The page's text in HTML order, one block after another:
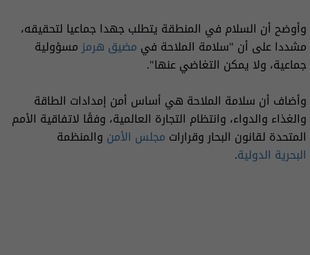
وأوضح أن السلام في المنطقة يتطلب جهدا جماعيا لتحقيقه،
مشددا على أن "سلامة الملاحة في مضيق هرمزمسؤولية
جماعية، ولا يمكن التغاضي عنها".
وأضاف أن سلامة الملاحة هي أساس أمن إمدادات الطاقة
والغذاء والدواء، وانتظام التجارة العالمية، وفقًا لاتفاقية الأمم
المتحدة لقانون البحار وقرارات مجلس الأمن والمنظمة
البحرية الدولية.